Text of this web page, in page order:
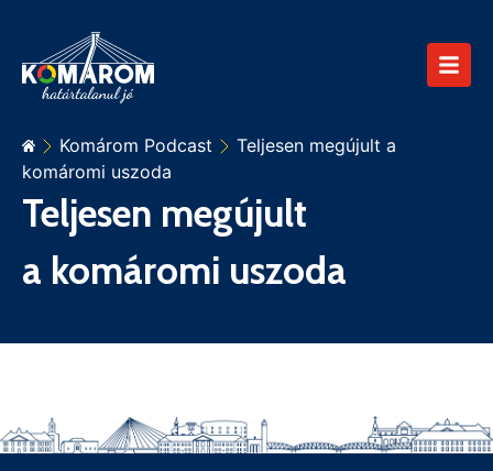
Komárom Podcast
Teljesen megújult a
komáromi uszoda
Teljesen megújult
a komáromi uszoda